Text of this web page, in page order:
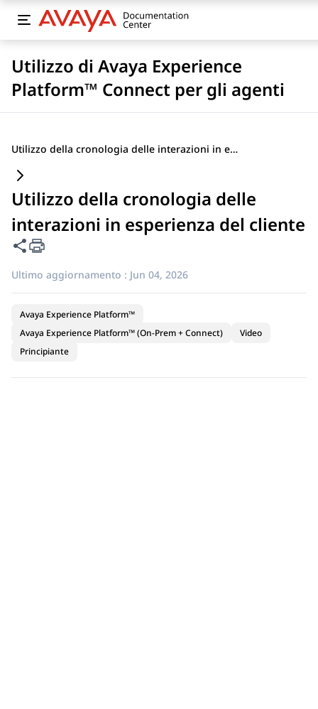
Utilizzo di Avaya Experience
Platform™ Connect per gli agenti
Utilizzo della cronologia delle interazioni in esperienza del cliente
Utilizzo della cronologia delle
interazioni in esperienza del cliente
Condividi questa pagina
Ultimo aggiornamento : Jun 04, 2026
Avaya Experience Platform™
Avaya Experience Platform™ (On-Prem + Connect)
Video
Principiante